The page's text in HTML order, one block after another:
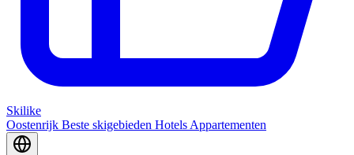
Skilike
Oostenrijk Beste skigebieden Hotels Appartementen